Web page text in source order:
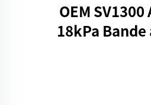
OEM SV1300
18kPa